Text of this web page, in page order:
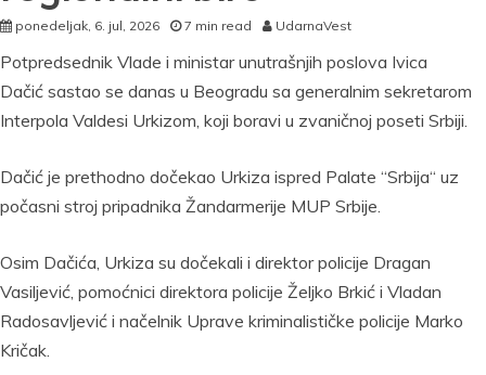
ponedeljak, 6. jul, 2026 7 min read UdarnaVest
Potpredsednik Vlade i ministar unutrašnjih poslova Ivica
Dačić sastao se danas u Beogradu sa generalnim sekretarom
Interpola Valdesi Urkizom, koji boravi u zvaničnoj poseti Srbiji.
Dačić je prethodno dočekao Urkiza ispred Palate “Srbija“ uz
počasni stroj pripadnika Žandarmerije MUP Srbije.
Osim Dačića, Urkiza su dočekali i direktor policije Dragan
Vasiljević, pomoćnici direktora policije Željko Brkić i Vladan
Radosavljević i načelnik Uprave kriminalističke policije Marko
Kričak.